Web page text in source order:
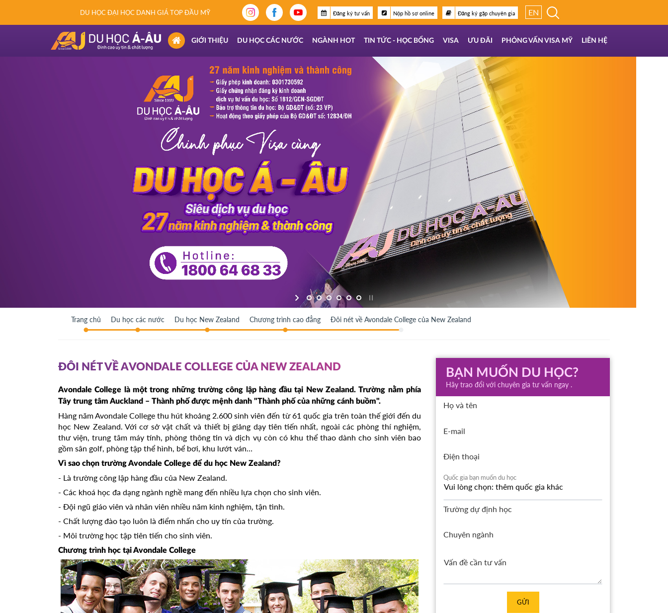
DU HỌC ĐẠI HỌC DANH GIÁ TOP ĐẦU MỸ Đăng ký tư vấn Nộp hồ sơ online Đăng ký gặp chuyên gia EN
(CURRENT)
GIỚI THIỆU DU HỌC CÁC NƯỚC NGÀNH HOT TIN TỨC - HỌC BỔNG VISA ƯU ĐÃI PHỎNG VẤN VISA MỸ LIÊN HỆ
Trang chủ Du học các nước Du học New Zealand Chương trình cao đẳng Đôi nét về Avondale College của New Zealand
ĐÔI NÉT VỀ AVONDALE COLLEGE CỦA NEW ZEALAND
Avondale College là một trong những trường công lập hàng đầu tại New Zealand. Trường nằm phía
Tây trung tâm Auckland – Thành phố được mệnh danh "Thành phố của những cánh buồm".
Hàng năm Avondale College thu hút khoảng 2.600 sinh viên đến từ 61 quốc gia trên toàn thế giới đến du
học New Zealand. Với cơ sở vật chất và thiết bị giảng dạy tiên tiến nhất, ngoài các phòng thí nghiệm,
thư viện, trung tâm máy tính, phòng thông tin và dịch vụ còn có khu thể thao dành cho sinh viên bao
gồm sân golf, phòng tập thể hình, bể bơi, khu lướt ván…
Vì sao chọn trường Avondale College để du học New Zealand?
- Là trường công lập hàng đầu của New Zealand.
- Các khoá học đa dạng ngành nghề mang đến nhiều lựa chọn cho sinh viên.
- Đội ngũ giáo viên và nhân viên nhiều năm kinh nghiệm, tận tình.
- Chất lượng đào tạo luôn là điểm nhấn cho uy tín của trường.
- Môi trường học tập tiên tiến cho sinh viên.
Chương trình học tại Avondale College
BẠN MUỐN DU HỌC?
Hãy trao đổi với chuyên gia tư vấn ngay .
Họ và tên
E-mail
Điện thoại
Quốc gia bạn muốn du học
Trường dự định học
Chuyên ngành
GỬI